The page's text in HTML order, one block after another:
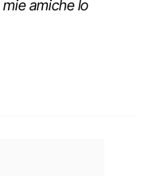
amiche lo